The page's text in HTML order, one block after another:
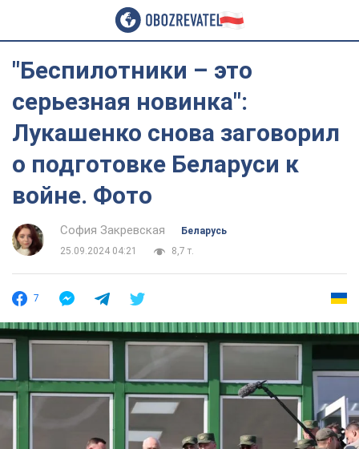
"Беспилотники – это
серьезная новинка":
Лукашенко снова заговорил
о подготовке Беларуси к
войне. Фото
София Закревская
Беларусь
25.09.2024 04:21
8,7 т.
7